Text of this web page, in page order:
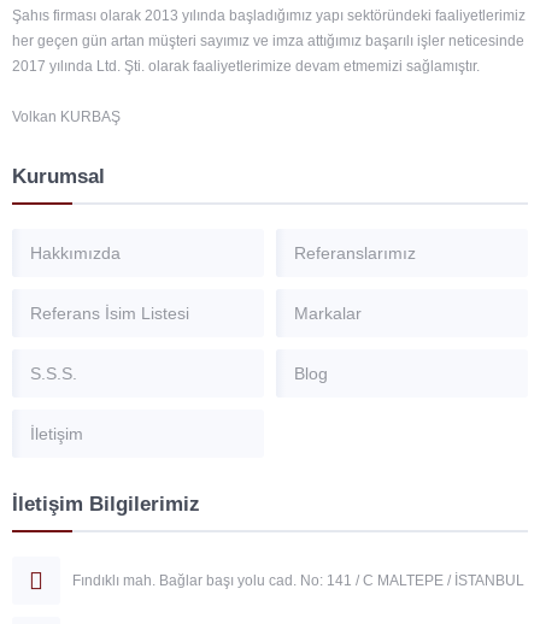
Şahıs firması olarak 2013 yılında başladığımız yapı sektöründeki faaliyetlerimiz
her geçen gün artan müşteri sayımız ve imza attığımız başarılı işler neticesinde
2017 yılında Ltd. Şti. olarak faaliyetlerimize devam etmemizi sağlamıştır.
Volkan KURBAŞ
Kurumsal
Hakkımızda Referanslarımız
Referans İsim Listesi Markalar
S.S.S. Blog
İletişim
İletişim Bilgilerimiz
Fındıklı mah. Bağlar başı yolu cad. No: 141 / C MALTEPE / İSTANBUL